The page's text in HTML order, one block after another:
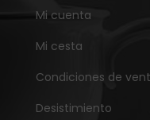
Mi cuenta
Mi cesta
Condiciones de
Desistimiento